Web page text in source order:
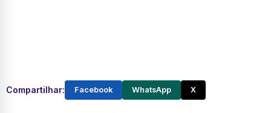
Compartilhar: Facebook WhatsApp X